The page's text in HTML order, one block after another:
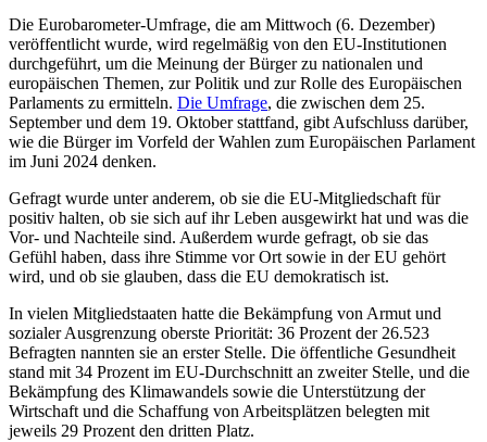
Die Eurobarometer-Umfrage, die am Mittwoch (6. Dezember)
veröffentlicht wurde, wird regelmäßig von den EU-Institutionen
durchgeführt, um die Meinung der Bürger zu nationalen und
europäischen Themen, zur Politik und zur Rolle des Europäischen
Parlaments zu ermitteln. Die Umfrage, die zwischen dem 25.
September und dem 19. Oktober stattfand, gibt Aufschluss darüber,
wie die Bürger im Vorfeld der Wahlen zum Europäischen Parlament
im Juni 2024 denken.
Gefragt wurde unter anderem, ob sie die EU-Mitgliedschaft für
positiv halten, ob sie sich auf ihr Leben ausgewirkt hat und was die
Vor- und Nachteile sind. Außerdem wurde gefragt, ob sie das
Gefühl haben, dass ihre Stimme vor Ort sowie in der EU gehört
wird, und ob sie glauben, dass die EU demokratisch ist.
In vielen Mitgliedstaaten hatte die Bekämpfung von Armut und
sozialer Ausgrenzung oberste Priorität: 36 Prozent der 26.523
Befragten nannten sie an erster Stelle. Die öffentliche Gesundheit
stand mit 34 Prozent im EU-Durchschnitt an zweiter Stelle, und die
Bekämpfung des Klimawandels sowie die Unterstützung der
Wirtschaft und die Schaffung von Arbeitsplätzen belegten mit
jeweils 29 Prozent den dritten Platz.